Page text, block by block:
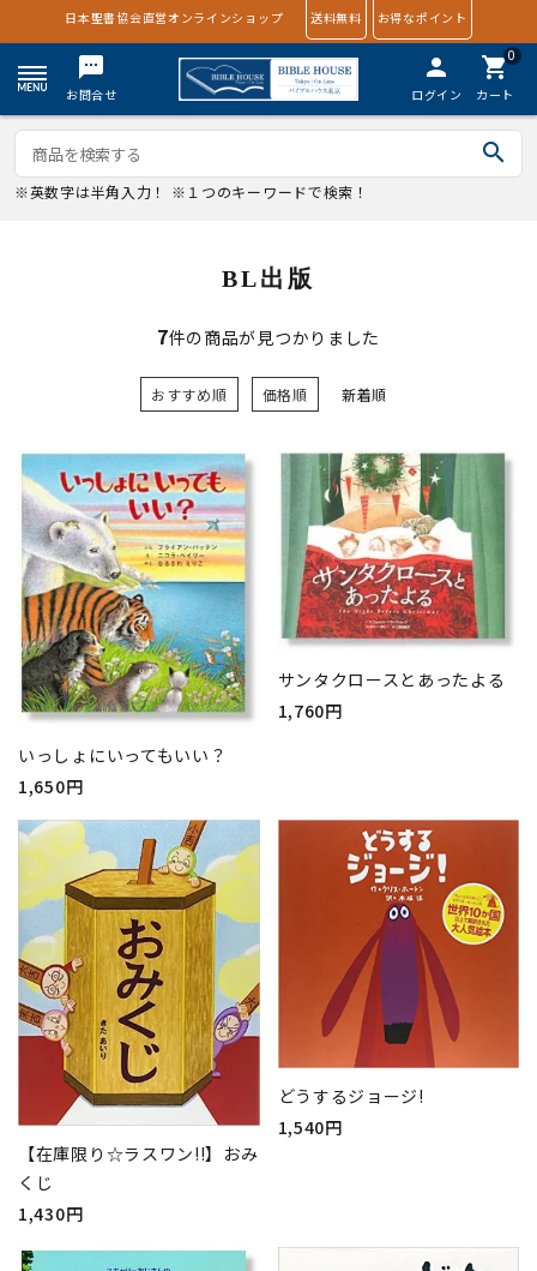
日本聖書協会直営オンラインショップ 送料無料 お得なポイント
textsms
お問合せ
person
ログイン
0
shopping_cart
カート
search
※英数字は半角入力！ ※１つのキーワードで検索！
BL出版
7件の商品が見つかりました
おすすめ順 価格順 新着順
いっしょにいってもいい？
1,650円
サンタクロースとあったよる
1,760円
【在庫限り☆ラスワン!!】おみ
くじ
1,430円
どうするジョージ!
1,540円